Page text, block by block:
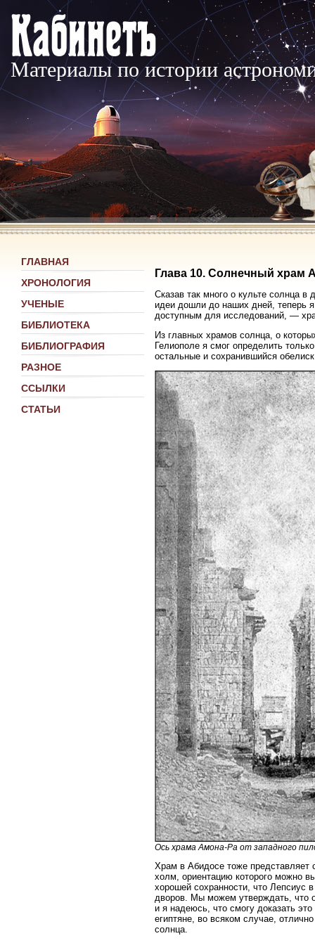
Материалы по истории
ГЛАВНАЯ
ХРОНОЛОГИЯ
УЧЕНЫЕ
БИБЛИОТЕКА
БИБЛИОГРАФИЯ
РАЗНОЕ
ССЫЛКИ
СТАТЬИ
Глава 10. Солнечный храм
Сказав так много о культе солнца
идеи дошли до наших дней, теперь
доступным для исследований, —
Из главных храмов солнца, о
Гелиополе я смог определить
остальные и сохранившийся
Ось храма Амона-Ра от западного
Храм в Абидосе тоже
холм, ориентацию которого можно
хорошей сохранности, что Лепсиус
дворов. Мы можем утверждать, что
и я надеюсь, что смогу доказать
египтяне, во всяком случае,
солнца.